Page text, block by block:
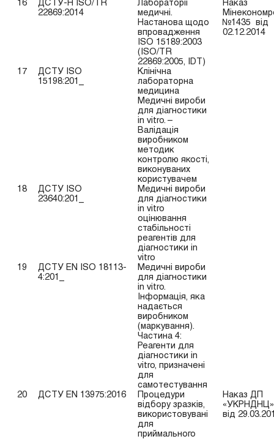
16
ДСТУ-Н ISO/TR
22869:2014
Лабораторії
медичні.
Настанова щодо
впровадження
ISO 15189:2003
(ISO/TR
22869:2005, IDT)
Наказ
№1435 від
02.12.2014
17
ДСТУ ISO
15198:201_
Клінічна
лабораторна
медицина
Медичні вироби
для діагностики
in vitro. –
Валідація
виробником
методик
контролю якості,
виконуваних
користувачем
18
ДСТУ ISO
23640:201_
Медичні вироби
для діагностики
in vitro
оцінювання
стабільності
реагентів для
діагностики in
vitro
19
ДСТУ EN ISO 18113-
4:201_
Медичні вироби
для діагностики
in vitro.
Інформація, яка
надається
виробником
(маркування).
Частина 4:
Реагенти для
діагностики in
vitro, призначені
для
самотестування
20
ДСТУ EN 13975:2016
Процедури
відбору зразків,
використовувані
для
приймального
Наказ ДП
від